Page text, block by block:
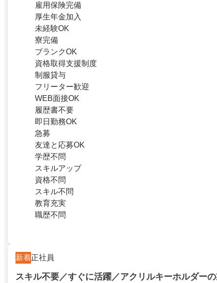
雇用保険完備
厚生年金加入
未経験OK
寮完備
ブランクOK
資格取得支援制度
制服貸与
フリーター歓迎
WEB面接OK
履歴書不要
即日勤務OK
急募
友達と応募OK
学歴不問
スキルアップ
資格不問
スキル不問
教育充実
職歴不問
新着正社員
スキル不要／すぐに活躍／アクリルキーホルダー